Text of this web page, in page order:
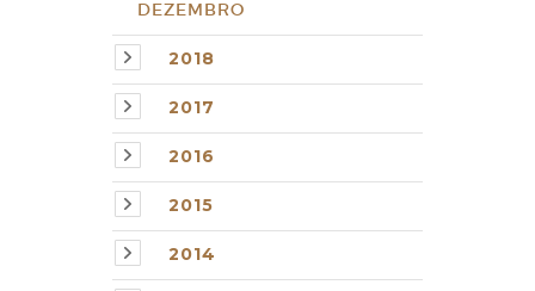
DEZEMBRO
2018
2017
2016
2015
2014